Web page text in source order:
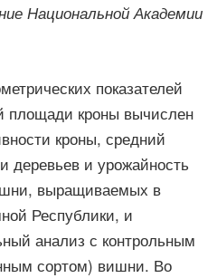
Национальной Академии
показателей
площади кроны вычислен
кроны, средний
деревьев и урожайность
выращиваемых в
Республики, и
анализ с контрольным
сортом) вишни. Во